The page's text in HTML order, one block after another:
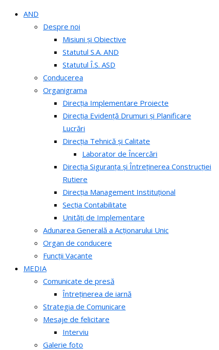
AND
Despre noi
Misiuni și Obiective
Statutul S.A. AND
Statutul Î.S. ASD
Conducerea
Organigrama
Direcția Implementare Proiecte
Direcția Evidență Drumuri și Planificare
Lucrări
Direcția Tehnică și Calitate
Laborator de Încercări
Direcția Siguranța și Întreținerea Construcției
Rutiere
Direcția Management Instituțional
Secția Contabilitate
Unități de Implementare
Adunarea Generală a Acționarului Unic
Organ de conducere
Funcții Vacante
MEDIA
Comunicate de presă
Întreținerea de iarnă
Strategia de Comunicare
Mesaje de felicitare
Interviu
Galerie foto